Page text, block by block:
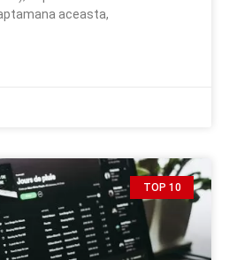
aceasta,
TOP 10